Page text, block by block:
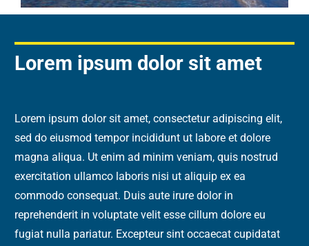
Lorem ipsum dolor sit amet
Lorem ipsum dolor sit amet, consectetur adipiscing elit,
sed do eiusmod tempor incididunt ut labore et dolore
magna aliqua. Ut enim ad minim veniam, quis nostrud
exercitation ullamco laboris nisi ut aliquip ex ea
commodo consequat. Duis aute irure dolor in
reprehenderit in voluptate velit esse cillum dolore eu
fugiat nulla pariatur. Excepteur sint occaecat cupidatat